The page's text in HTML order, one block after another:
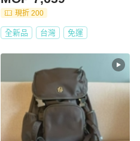
不太會跟別人撞包，值得收藏
現折 200
全新品 台灣 免運